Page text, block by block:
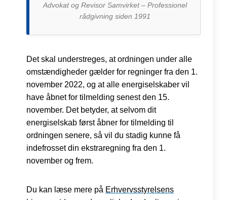
Advokat og Revisor Samvirket – Professionel
rådgivning siden 1991
Det skal understreges, at ordningen under alle
omstændigheder gælder for regninger fra den 1.
november 2022, og at alle energiselskaber vil
have åbnet for tilmelding senest den 15.
november. Det betyder, at selvom dit
energiselskab først åbner for tilmelding til
ordningen senere, så vil du stadig kunne få
indefrosset din ekstraregning fra den 1.
november og frem.
Du kan læse mere på Erhvervsstyrelsens